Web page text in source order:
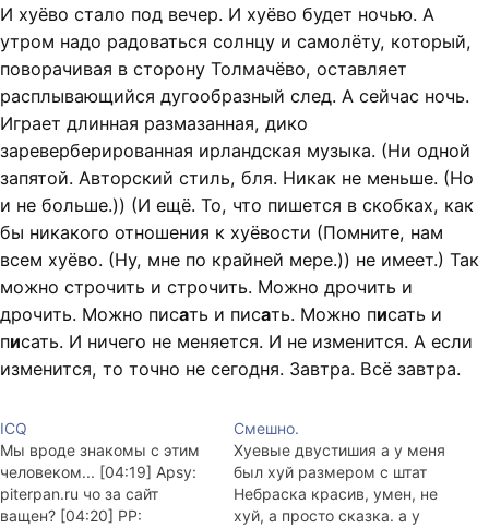
И хуёво стало под вечер. И хуёво будет ночью. А
утром надо радоваться солнцу и самолёту, который,
поворачивая в сторону Толмачёво, оставляет
расплывающийся дугообразный след. А сейчас ночь.
Играет длинная размазанная, дико
зареверберированная ирландская музыка. (Ни одной
запятой. Авторский стиль, бля. Никак не меньше. (Но
и не больше.)) (И ещё. То, что пишется в скобках, как
бы никакого отношения к хуёвости (Помните, нам
всем хуёво. (Ну, мне по крайней мере.)) не имеет.) Так
можно строчить и строчить. Можно дрочить и
дрочить. Можно писать и писать. Можно писать и
писать. И ничего не меняется. И не изменится. А если
изменится, то точно не сегодня. Завтра. Всё завтра.
ICQ
Мы вроде знакомы с этим
человеком... [04:19] Apsy:
piterpan.ru чо за сайт
ващен? [04:20] PP:
Смешно.
Хуевые двустишия а у меня
был хуй размером с штат
Небраска красив, умен, не
хуй, а просто сказка. а у